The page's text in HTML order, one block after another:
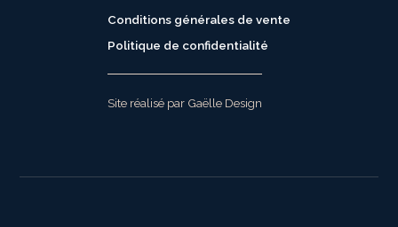
Conditions générales de vente
Politique de confidentialité
Site réalisé par Gaëlle Design